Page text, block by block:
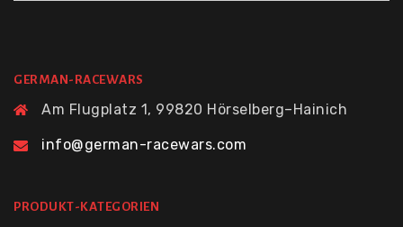
GERMAN-RACEWARS
Am Flugplatz 1, 99820 Hörselberg–Hainich
info@german-racewars.com
PRODUKT-KATEGORIEN